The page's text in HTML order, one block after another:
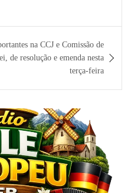
na CCJ e Comissão de
de resolução e emenda nesta
terça-feira